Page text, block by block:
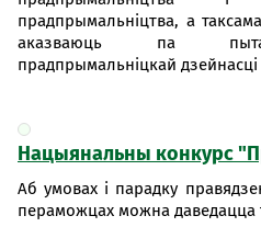
прадпрымальніцтва, а
аказваюць па
прадпрымальніцкай дзейнасці
Нацыянальны конкурс
Аб умовах і парадку
пераможцах можна даведацца